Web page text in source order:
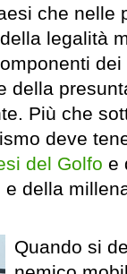
che nelle
legalità
della
Più che
deve
del Golfo e
della
Quando si